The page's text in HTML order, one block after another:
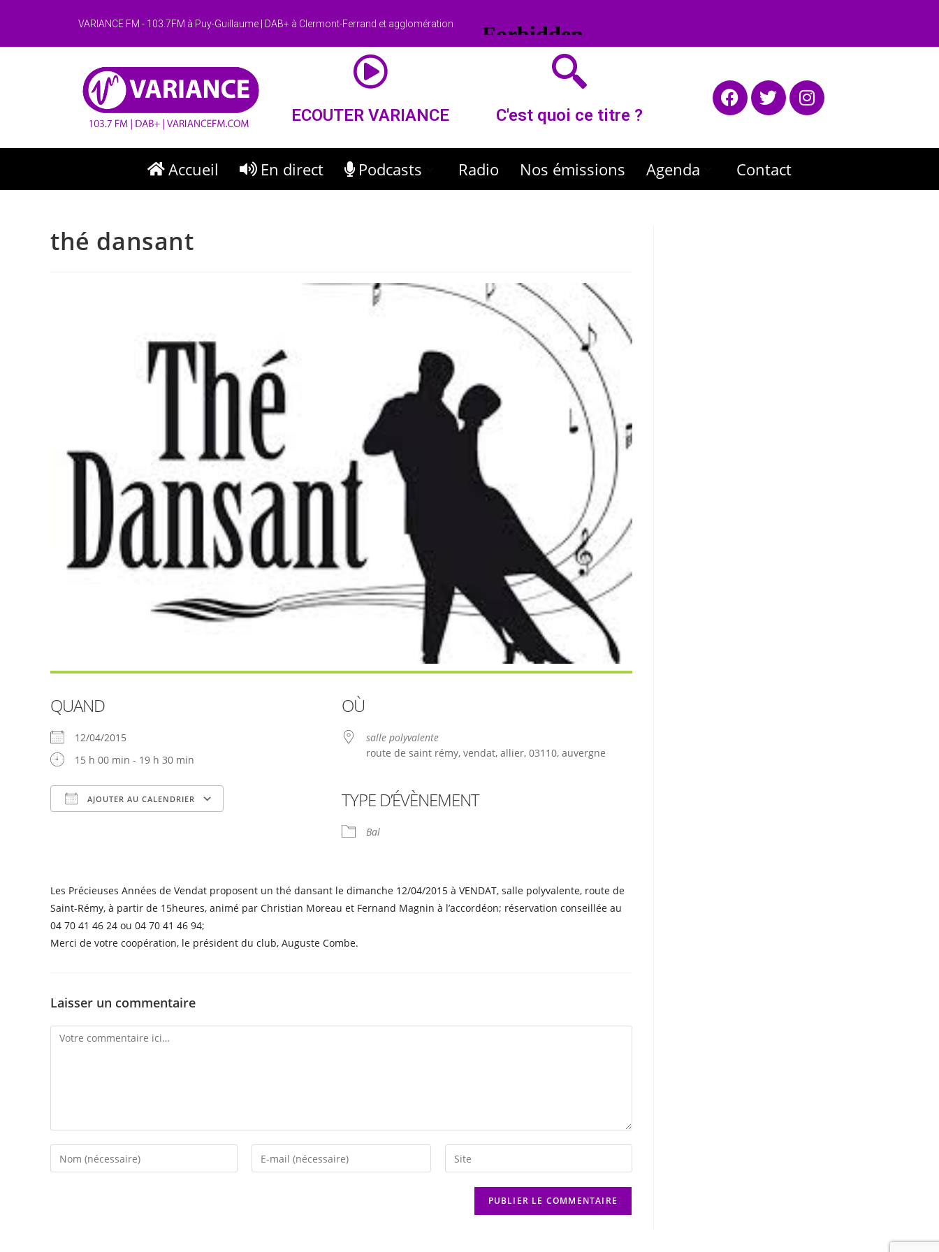
VARIANCE FM - 103.7FM à Puy-Guillaume | DAB+ à Clermont-Ferrand et agglomération
ECOUTER VARIANCE C'est quoi ce titre ?
Accueil En direct Podcasts Radio Nos émissions Agenda Contact
thé dansant
QUAND
12/04/2015
15 h 00 min - 19 h 30 min
AJOUTER AU CALENDRIER
OÙ
salle polyvalente
route de saint rémy, vendat, allier, 03110, auvergne
TYPE D’ÉVÈNEMENT
Bal
Les Précieuses Années de Vendat proposent un thé dansant le dimanche 12/04/2015 à VENDAT, salle polyvalente, route de
Saint-Rémy, à partir de 15heures, animé par Christian Moreau et Fernand Magnin à l’accordéon; réservation conseillée au
04 70 41 46 24 ou 04 70 41 46 94;
Merci de votre coopération, le président du club, Auguste Combe.
Laisser un commentaire